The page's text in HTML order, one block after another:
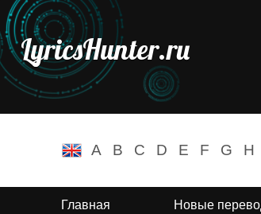
LyricsHunter.ru
A B C D E F G H
Главная Новые